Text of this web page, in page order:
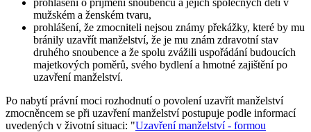
mužském a ženském tvaru,
prohlášení, že zmocniteli nejsou známy překážky, které by mu
bránily uzavřít manželství, že je mu znám zdravotní stav
druhého snoubence a že spolu zvážili uspořádání budoucích
majetkových poměrů, svého bydlení a hmotné zajištění po
uzavření manželství.
Po nabytí právní moci rozhodnutí o povolení uzavřít manželství
zmocněncem se při uzavření manželství postupuje podle informací
uvedených v životní situaci: "Uzavření manželství - formou